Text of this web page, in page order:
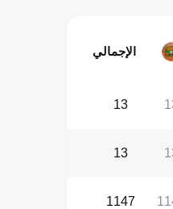
الإجمالي
13
13
1147